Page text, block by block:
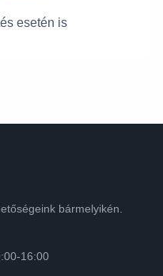
esetén is
bármelyikén.
16:00